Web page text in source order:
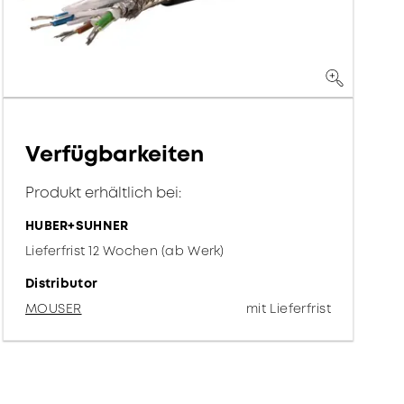
Verfügbarkeiten
Produkt erhältlich bei:
HUBER+SUHNER
Lieferfrist 12 Wochen (ab Werk)
Distributor
MOUSER
mit Lieferfrist